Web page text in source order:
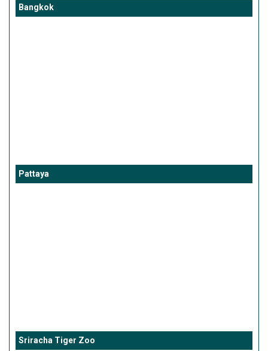
Bangkok
Pattaya
Sriracha Tiger Zoo